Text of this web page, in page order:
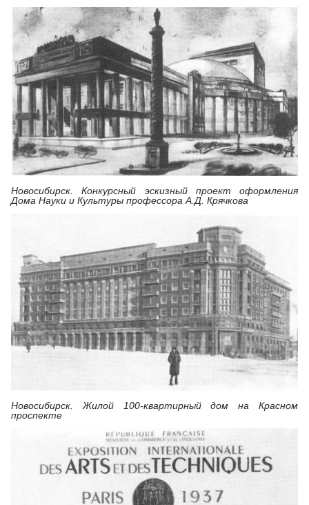
Новосибирск. Конкурсный эскизный проект оформления
Дома Науки и Культуры профессора А.Д. Крячкова
Новосибирск. Жилой 100-квартирный дом на Красном
проспекте